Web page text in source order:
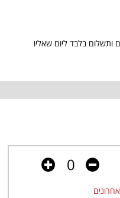
בלבד ליום שאליו